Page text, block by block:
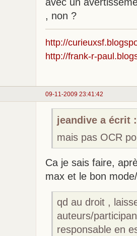
, non ?
http://
http://frank-r-
09-11-2009 23:41:42
jeandive a écrit :
mais pas OCR
Ca je sais faire,
max et le bon
qd au droit ,
auteurs/
responsable en